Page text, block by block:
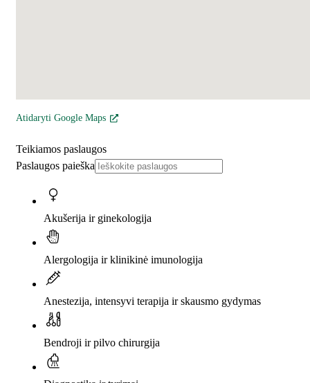
Atidaryti Google Maps
Teikiamos paslaugos
Paslaugos paieška
Akušerija ir ginekologija
Alergologija ir klinikinė imunologija
Anestezija, intensyvi terapija ir skausmo gydymas
Bendroji ir pilvo chirurgija